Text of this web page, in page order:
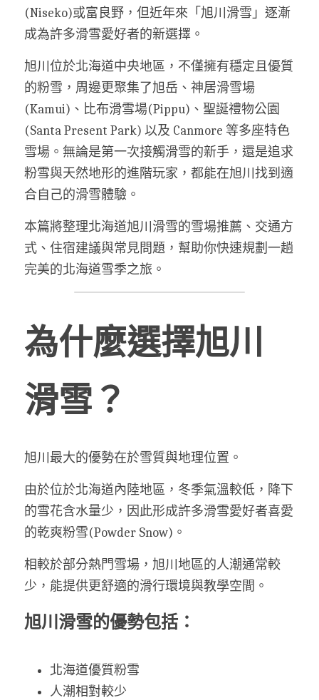
(Niseko)或富良野，但近年來「旭川滑雪」逐漸
成為許多滑雪愛好者的新選擇。
旭川位於北海道中央地區，不僅擁有穩定且優質
的粉雪，周邊更聚集了旭岳、神居滑雪場
(Kamui)、比布滑雪場(Pippu)、聖誕禮物公園
(Santa Present Park) 以及 Canmore 等多座特色
雪場。無論是第一次接觸滑雪的新手，還是追求
粉雪與天然地形的進階玩家，都能在旭川找到適
合自己的滑雪體驗。
本篇將整理北海道旭川滑雪的雪場推薦、交通方
式、住宿建議與常見問題，幫助你快速規劃一趟
完美的北海道雪季之旅。
為什麼選擇旭川
滑雪？
旭川最大的優勢在於雪質與地理位置。
由於位於北海道內陸地區，冬季氣溫較低，降下
的雪花含水量少，因此形成許多滑雪愛好者喜愛
的乾爽粉雪(Powder Snow)。
相較於部分熱門雪場，旭川地區的人潮通常較
少，能提供更舒適的滑行環境與教學空間。
旭川滑雪的優勢包括：
北海道優質粉雪
人潮相對較少